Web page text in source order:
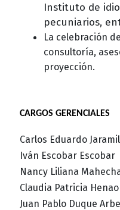
Instituto de
pecuniarios,
La celebración
consultoría,
proyección.
CARGOS GERENCIALES
Carlos Eduardo
Iván Escobar Escobar
Nancy Liliana
Claudia Patricia
Juan Pablo